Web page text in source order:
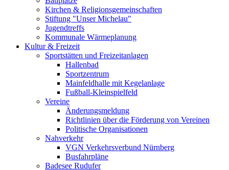
Kirchen & Religionsgemeinschaften
Stiftung "Unser Michelau"
Jugendtreffs
Kommunale Wärmeplanung
Kultur & Freizeit
Sportstätten und Freizeitanlagen
Hallenbad
Sportzentrum
Mainfeldhalle mit Kegelanlage
Fußball-Kleinspielfeld
Vereine
Änderungsmeldung
Richtlinien über die Förderung von Vereinen
Politische Organisationen
Nahverkehr
VGN Verkehrsverbund Nürnberg
Busfahrpläne
Badesee Rudufer